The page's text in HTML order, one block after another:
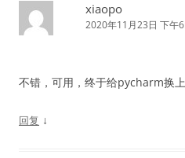
xiaopo
2020年11月23日 下午
不错，可用，终于给pycharm换
回复 ↓